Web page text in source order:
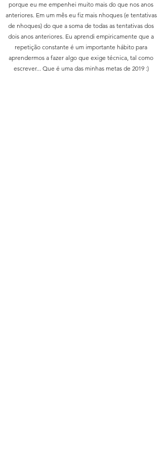
porque eu me empenhei muito mais do que nos anos
anteriores. Em um mês eu fiz mais nhoques (e tentativas
de nhoques) do que a soma de todas as tentativas dos
dois anos anteriores. Eu aprendi empiricamente que a
repetição constante é um importante hábito para
aprendermos a fazer algo que exige técnica, tal como
escrever... Que é uma das minhas metas de 2019 :)